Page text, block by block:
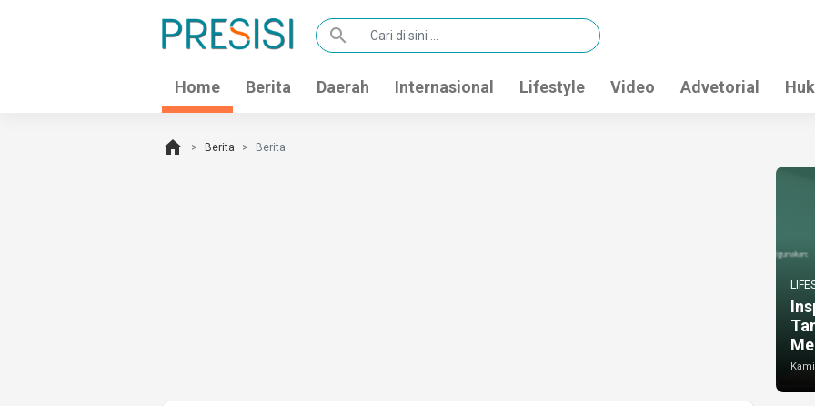
search
Home Berita Daerah Internasional Lifestyle Video Advetorial
home Berita Berita